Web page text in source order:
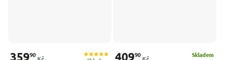
35990 Skladem
40990